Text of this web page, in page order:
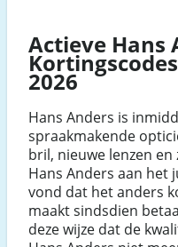
Actieve Hans
2026
Hans Anders is
spraakmakende
bril, nieuwe lenzen
Hans Anders aan het
vond dat het anders
maakt sindsdien
deze wijze dat de